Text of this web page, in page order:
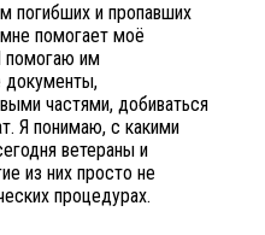
погибших и пропавших
помогает моё
помогаю им
документы,
частями, добиваться
Я понимаю, с какими
ветераны и
из них просто не
процедурах.